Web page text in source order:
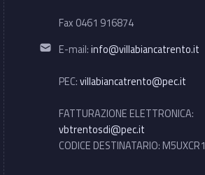
Fax 0461 916874
Email address:
E-mail:info@villabiancatrento.it
PEC:villabiancatrento@pec.it
FATTURAZIONE ELETTRONICA:
vbtrentosdi@pec.it
CODICE DESTINATARIO: M5UXCR1